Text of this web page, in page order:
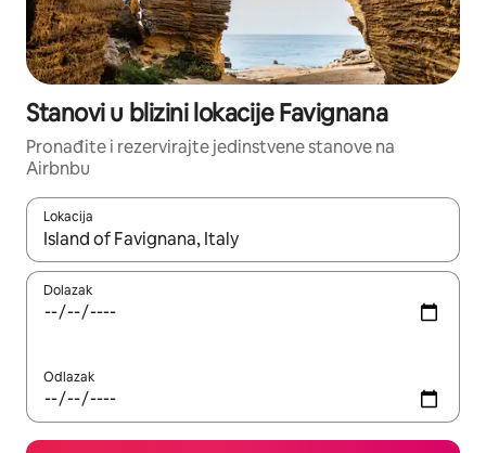
Stanovi u blizini lokacije Favignana
Pronađite i rezervirajte jedinstvene stanove na
Airbnbu
Lokacija
Kada budu dostupni rezultati, moći ćete ih pregledati
Dolazak
Odlazak